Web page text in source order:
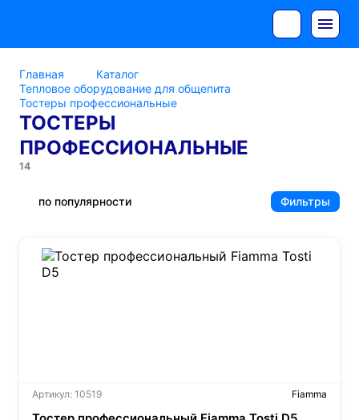
Главная
Каталог
Тепловое оборудование для общепита
Тостеры профессиональные
ТОСТЕРЫ
ПРОФЕССИОНАЛЬНЫЕ
14
по популярности Фильтры
Артикул: 10519 Fiamma